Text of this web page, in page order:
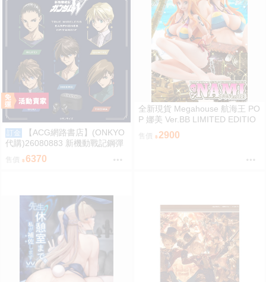
訂金
【ACG網路書店】(ONKYO
代購)26080883 新機動戰記鋼彈
W 聯名耳機 CP-TWS01F
售價 6370
全新現貨 Megahouse 航海王 PO
P 娜美 Ver.BB LIMITED EDITIO
N PVC
售價 2900